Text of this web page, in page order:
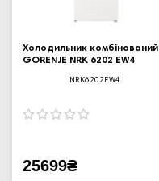
Холодильник комбінований
GORENJE NRK 6202 EW4
NRK6202EW4
25699₴